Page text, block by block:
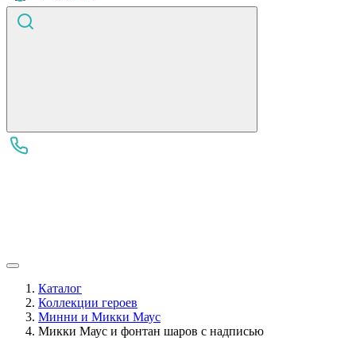
Каталог
Коллекции героев
Минни и Микки Маус
Микки Маус и фонтан шаров с надписью